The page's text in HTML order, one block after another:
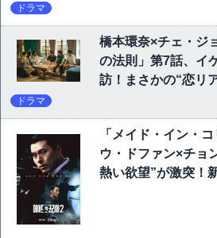
ドラマ
橋本環奈×チェ・ジ
の法則」第7話、イ
訪！まさかの“恋リ
ドラマ
「メイド・イン・
ウ・ドファン×チョ
熱い欲望”が激突！